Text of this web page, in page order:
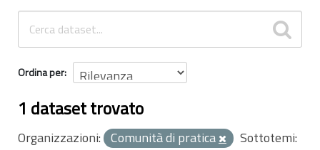
INFORMAZIONI
Ordina per
1 dataset trovato
Organizzazioni: Comunità di pratica
Sottotemi: